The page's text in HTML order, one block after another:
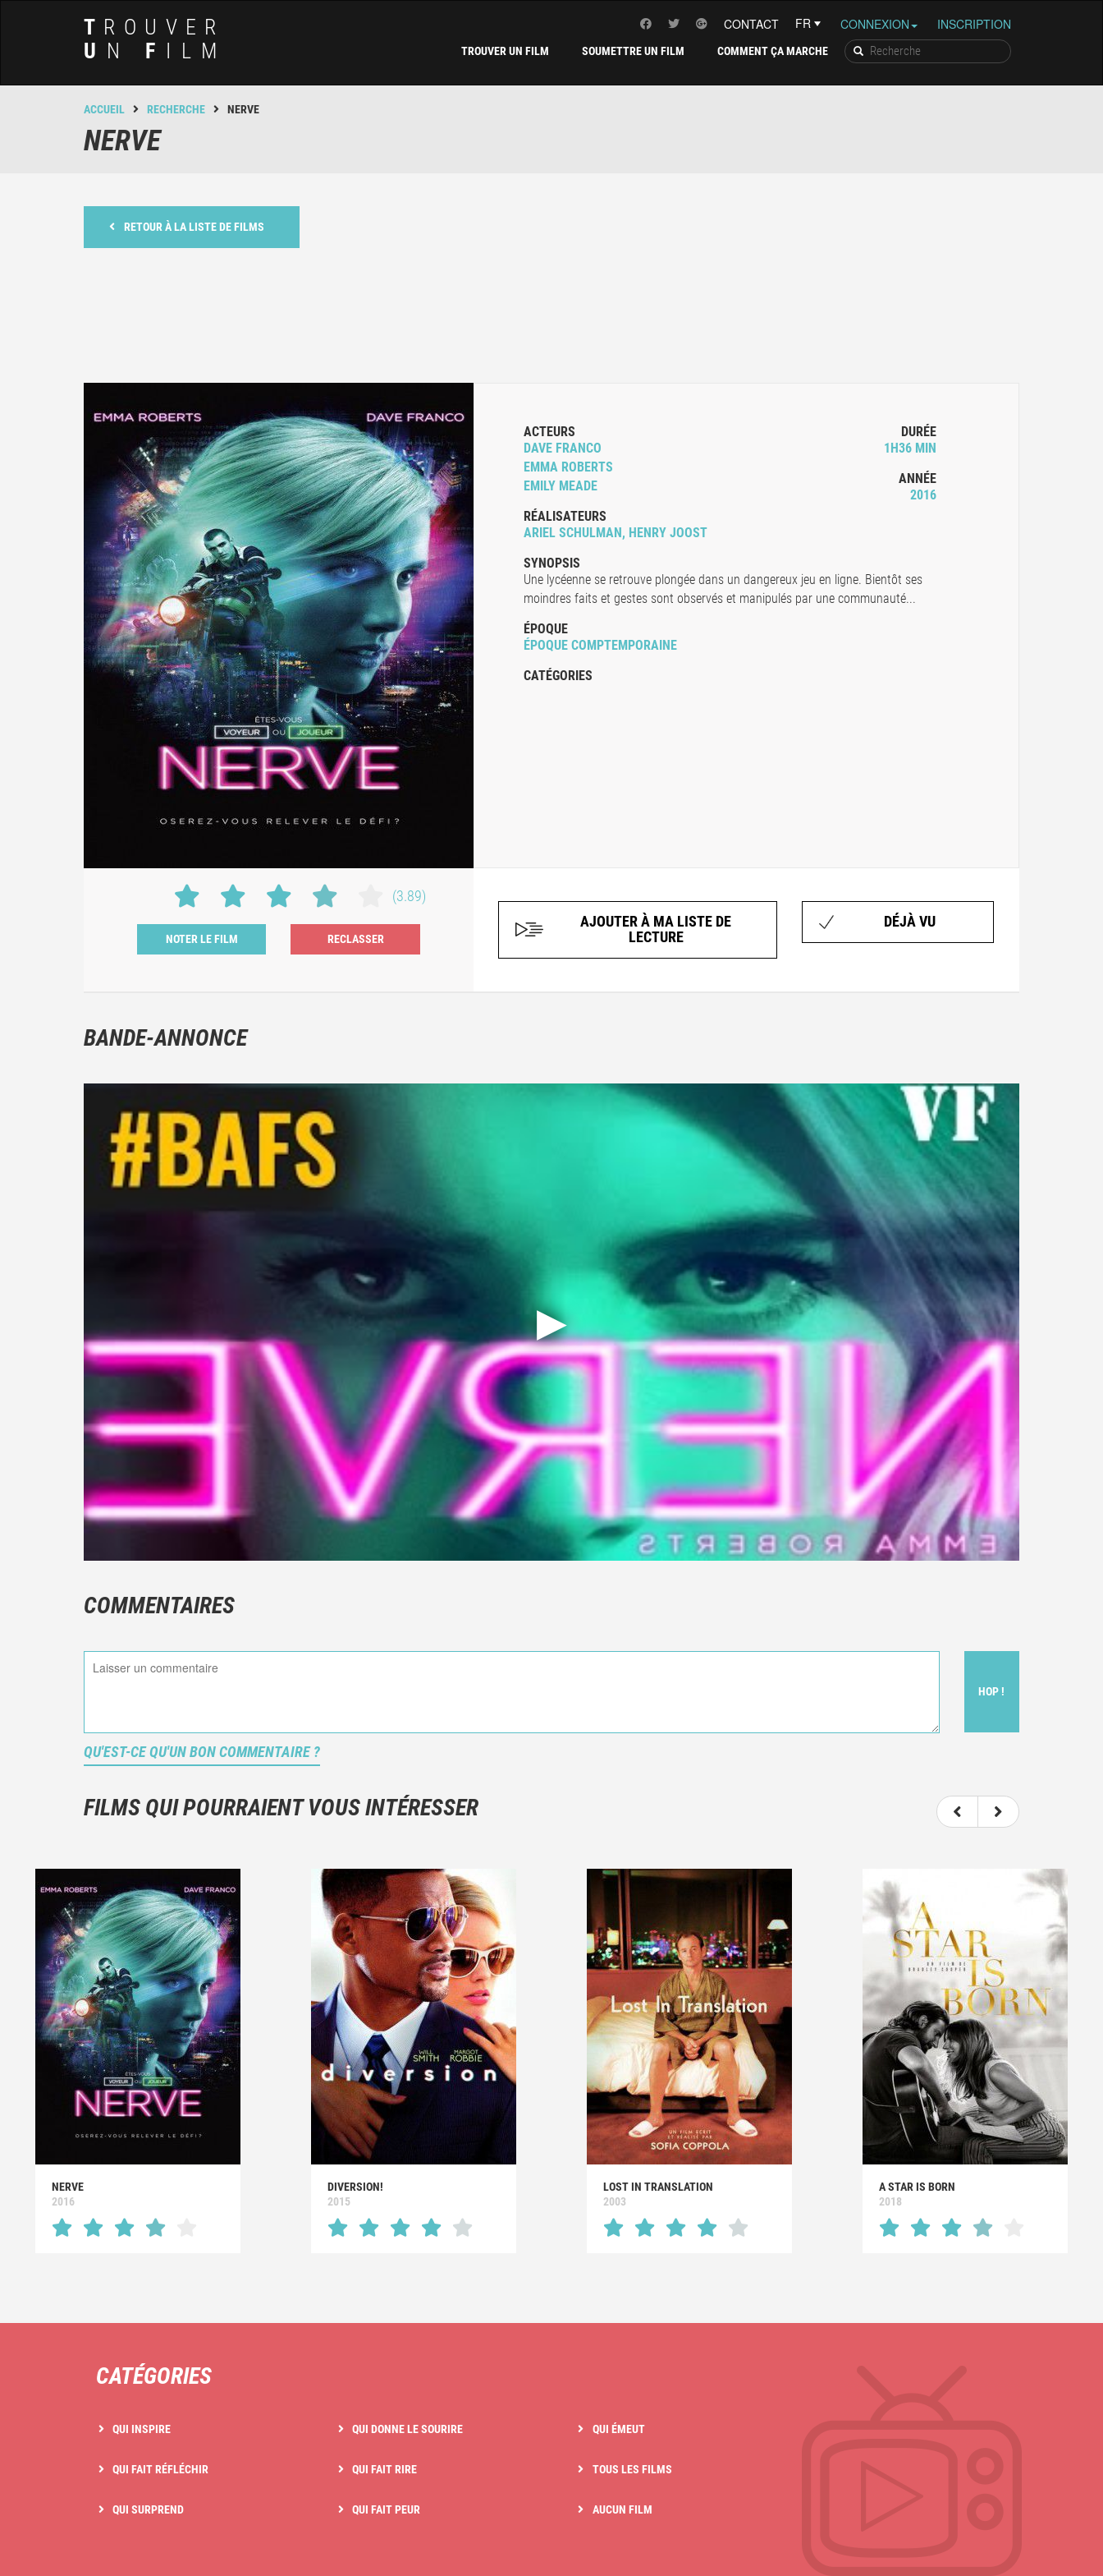
T ROUVER
U N F ILM
CONNEXION INSCRIPTION
CONTACT
COMMENT ÇA MARCHE
SOUMETTRE UN FILM
TROUVER UN FILM
ACCUEIL RECHERCHE NERVE
NERVE
RETOUR À LA LISTE DE FILMS
ACTEURS
DAVE FRANCO
EMMA ROBERTS
EMILY MEADE
RÉALISATEURS
ARIEL SCHULMAN, HENRY JOOST
DURÉE
1H36 MIN
ANNÉE
2016
SYNOPSIS
Une lycéenne se retrouve plongée dans un dangereux jeu en ligne. Bientôt ses
moindres faits et gestes sont observés et manipulés par une communauté...
ÉPOQUE
ÉPOQUE COMPTEMPORAINE
CATÉGORIES
(3.89)
NOTER LE FILM
AJOUTER À MA LISTE DE
LECTURE
DÉJÀ VU
BANDE-ANNONCE
COMMENTAIRES
HOP !
QU'EST-CE QU'UN BON COMMENTAIRE ?
N'hésitez pas à décrire clairement vos émotions plutôt qu'à décrire le film.
Et, attention à ne pas dévoiler d'éléments de l'intrigue !
FILMS QUI POURRAIENT VOUS INTÉRESSER
NERVE
2016
DIVERSION!
2015
LOST IN TRANSLATION
2003
A STAR IS BORN
2018
CATÉGORIES
QUI INSPIRE
QUI FAIT RÉFLÉCHIR
QUI SURPREND
QUI DONNE LE SOURIRE
QUI FAIT RIRE
QUI FAIT PEUR
QUI ÉMEUT
TOUS LES FILMS
AUCUN FILM